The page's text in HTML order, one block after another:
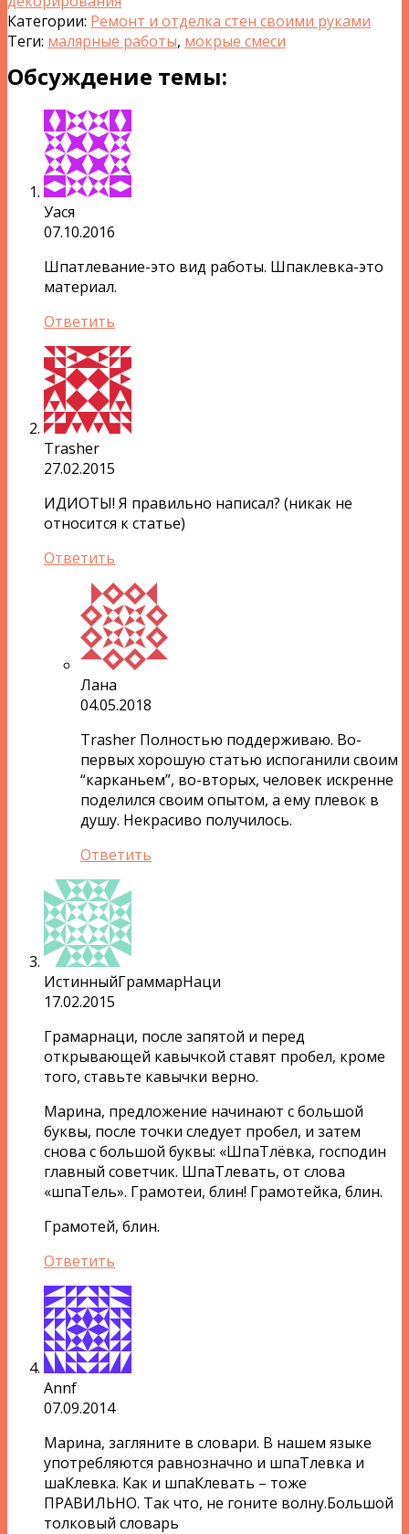
Категории: Ремонт и отделка стен своими руками
Теги: малярные работы, мокрые смеси
Обсуждение темы:
Уася
07.10.2016
Шпатлевание-это вид работы. Шпаклевка-это
материал.
Ответить
Trasher
27.02.2015
ИДИОТЫ! Я правильно написал? (никак не
относится к статье)
Ответить
Лана
04.05.2018
Trasher Полностью поддерживаю. Во-
первых хорошую статью испоганили своим
“карканьем”, во-вторых, человек искренне
поделился своим опытом, а ему плевок в
душу. Некрасиво получилось.
Ответить
ИстинныйГраммарНаци
17.02.2015
Грамарнаци, после запятой и перед
открывающей кавычкой ставят пробел, кроме
того, ставьте кавычки верно.
Марина, предложение начинают с большой
буквы, после точки следует пробел, и затем
снова с большой буквы: «ШпаТлёвка, господин
главный советчик. ШпаТлевать, от слова
«шпаТель». Грамотеи, блин! Грамотейка, блин.
Грамотей, блин.
Ответить
Аnnf
07.09.2014
Марина, загляните в словари. В нашем языке
употребляются равнозначно и шпаТлевка и
шаКлевка. Как и шпаКлевать – тоже
ПРАВИЛЬНО. Так что, не гоните волну.Большой
толковый словарь